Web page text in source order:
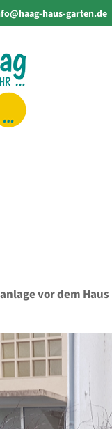
haus-garten.de
vor dem